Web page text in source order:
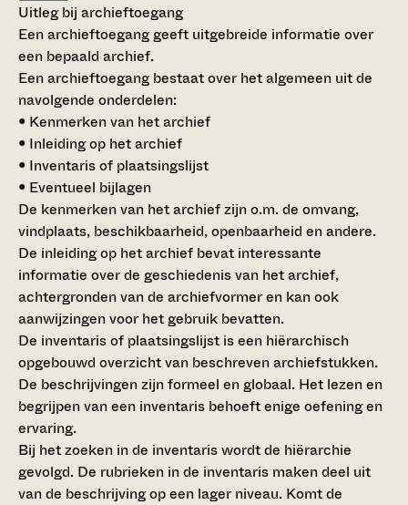
Uitleg bij archieftoegang
Een archieftoegang geeft uitgebreide informatie over
een bepaald archief.
Een archieftoegang bestaat over het algemeen uit de
navolgende onderdelen:
• Kenmerken van het archief
• Inleiding op het archief
• Inventaris of plaatsingslijst
• Eventueel bijlagen
De kenmerken van het archief zijn o.m. de omvang,
vindplaats, beschikbaarheid, openbaarheid en andere.
De inleiding op het archief bevat interessante
informatie over de geschiedenis van het archief,
achtergronden van de archiefvormer en kan ook
aanwijzingen voor het gebruik bevatten.
De inventaris of plaatsingslijst is een hiërarchisch
opgebouwd overzicht van beschreven archiefstukken.
De beschrijvingen zijn formeel en globaal. Het lezen en
begrijpen van een inventaris behoeft enige oefening en
ervaring.
Bij het zoeken in de inventaris wordt de hiërarchie
gevolgd. De rubrieken in de inventaris maken deel uit
van de beschrijving op een lager niveau. Komt de